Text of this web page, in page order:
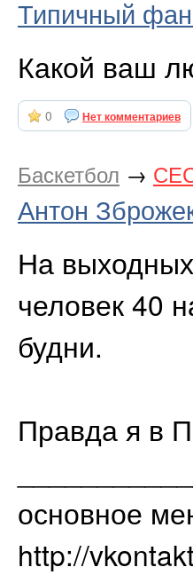
Типичный
Какой ваш
0 Нет комментариев
Баскетбол →
Антон
На
человек 40
будни.
Правда я в
основное
http://